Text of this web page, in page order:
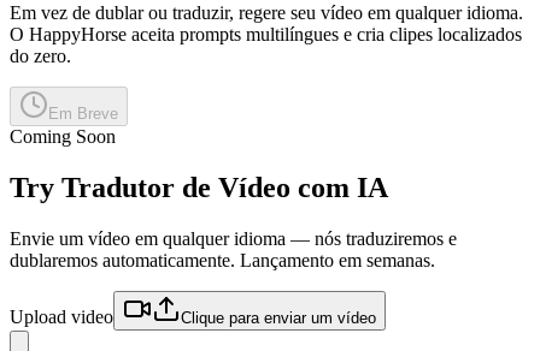
Em vez de dublar ou traduzir, regere seu vídeo em qualquer idioma.
O HappyHorse aceita prompts multilíngues e cria clipes localizados
do zero.
Em Breve
Coming Soon
Try Tradutor de Vídeo com IA
Envie um vídeo em qualquer idioma — nós traduziremos e
dublaremos automaticamente. Lançamento em semanas.
Upload video Clique para enviar um vídeo